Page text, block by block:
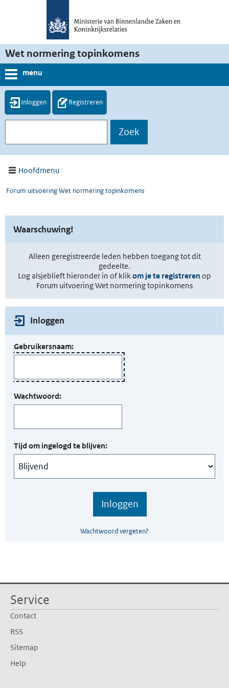
Wet normering topinkomens
menu
Inloggen Registreren
Hoofdmenu
Forum uitvoering Wet normering topinkomens
Waarschuwing!
Alleen geregistreerde leden hebben toegang tot dit
gedeelte.
Log alsjeblieft hieronder in of klik om je te registreren op
Forum uitvoering Wet normering topinkomens
Inloggen
Gebruikersnaam:
Wachtwoord:
Tijd om ingelogd te blijven:
Wachtwoord vergeten?
Service
Contact
RSS
Sitemap
Help